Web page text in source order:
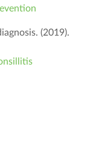
(2019).